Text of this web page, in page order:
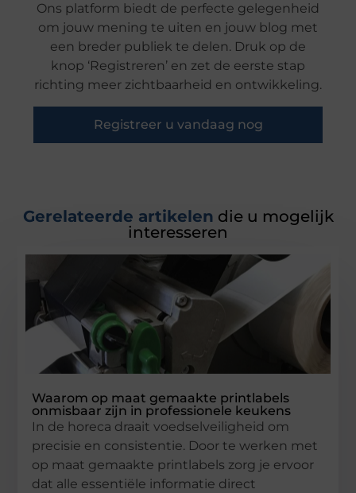
Ons platform biedt de perfecte gelegenheid
om jouw mening te uiten en jouw blog met
een breder publiek te delen. Druk op de
knop ‘Registreren’ en zet de eerste stap
richting meer zichtbaarheid en ontwikkeling.
Registreer u vandaag nog
Gerelateerde artikelen die u mogelijk
interesseren
Waarom op maat gemaakte printlabels
onmisbaar zijn in professionele keukens
In de horeca draait voedselveiligheid om
precisie en consistentie. Door te werken met
op maat gemaakte printlabels zorg je ervoor
dat alle essentiële informatie direct